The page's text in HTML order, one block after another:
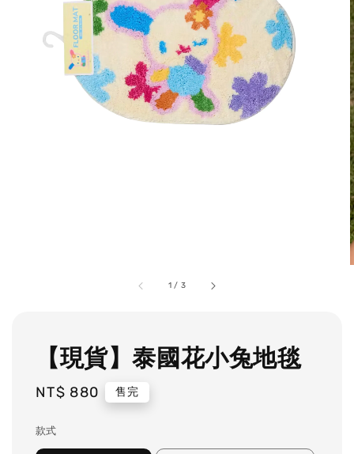
1 / 3
【現貨】泰國花小兔地毯
Regular
NT$ 880 售完
款式